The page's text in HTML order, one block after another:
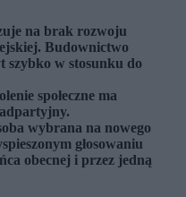
na brak rozwoju
Budownictwo
szybko w stosunku do
społeczne ma
wybrana na nowego
głosowaniu
obecnej i przez jedną